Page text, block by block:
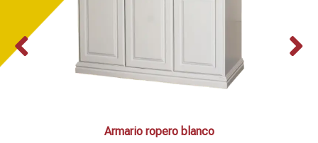
Armario ropero blanco